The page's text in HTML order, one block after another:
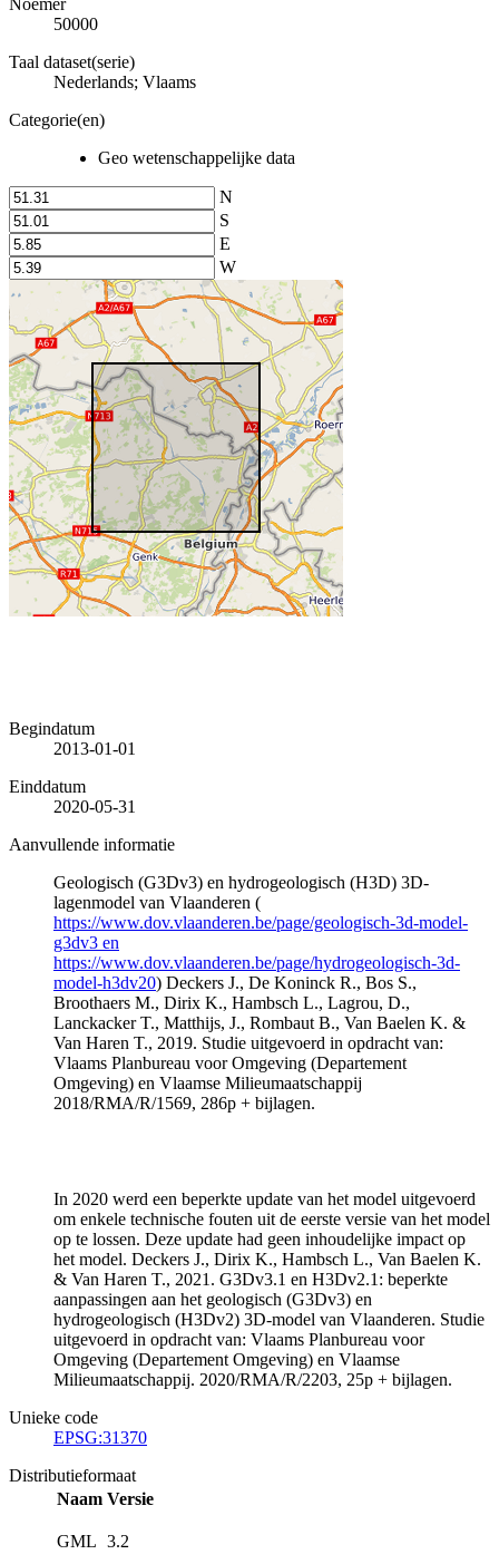
50000
Taal dataset(serie)
Nederlands; Vlaams
Categorie(en)
Geo wetenschappelijke data
N
S
E
W
Begindatum
2013-01-01
Einddatum
2020-05-31
Aanvullende informatie
Geologisch (G3Dv3) en hydrogeologisch (H3D) 3D-
lagenmodel van Vlaanderen (
https://www.dov.vlaanderen.be/page/geologisch-3d-model-
g3dv3 en
https://www.dov.vlaanderen.be/page/hydrogeologisch-3d-
model-h3dv20) Deckers J., De Koninck R., Bos S.,
Broothaers M., Dirix K., Hambsch L., Lagrou, D.,
Lanckacker T., Matthijs, J., Rombaut B., Van Baelen K. &
Van Haren T., 2019. Studie uitgevoerd in opdracht van:
Vlaams Planbureau voor Omgeving (Departement
Omgeving) en Vlaamse Milieumaatschappij
2018/RMA/R/1569, 286p + bijlagen.
In 2020 werd een beperkte update van het model uitgevoerd
om enkele technische fouten uit de eerste versie van het model
op te lossen. Deze update had geen inhoudelijke impact op
het model. Deckers J., Dirix K., Hambsch L., Van Baelen K.
& Van Haren T., 2021. G3Dv3.1 en H3Dv2.1: beperkte
aanpassingen aan het geologisch (G3Dv3) en
hydrogeologisch (H3Dv2) 3D-model van Vlaanderen. Studie
uitgevoerd in opdracht van: Vlaams Planbureau voor
Omgeving (Departement Omgeving) en Vlaamse
Milieumaatschappij. 2020/RMA/R/2203, 25p + bijlagen.
Unieke code
EPSG:31370
Distributieformaat
Naam Versie
GML 3.2